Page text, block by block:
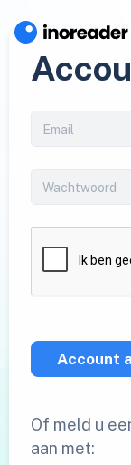
Account
Of meld u
aan met: